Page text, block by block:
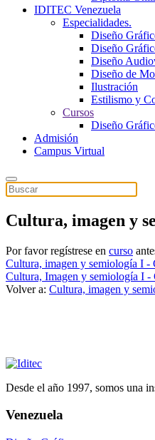
IDITEC Venezuela
Especialidades.
Diseño
Diseño
Diseño
Diseño de
Ilustración
Estilismo y
Cursos
Diseño
Admisión
Campus Virtual
Cultura, imagen y
Por favor regístrese en curso
Cultura, imagen y semiología I -
Cultura, Imagen y semiología I -
Volver a: Cultura, imagen y
Desde el año 1997, somos una
Venezuela